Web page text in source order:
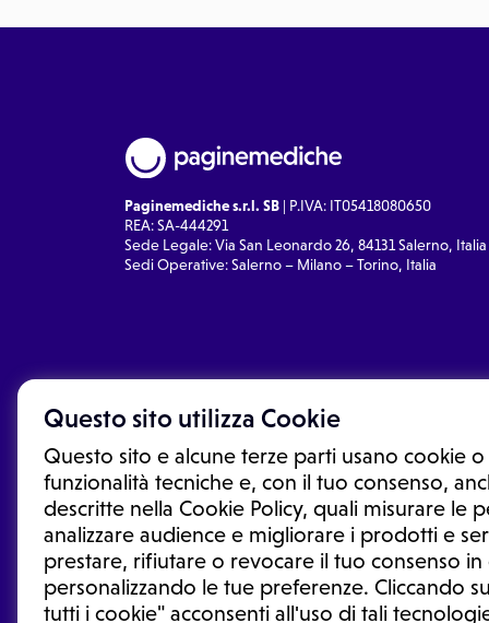
Questo sito utilizza Cookie
Questo sito e alcune terze parti usano cookie
funzionalità tecniche e, con il tuo consenso,
descritte nella Cookie Policy, quali misurare le
analizzare audience e migliorare i prodotti e
prestare, rifiutare o revocare il tuo consenso
personalizzando le tue preferenze. Cliccando
tutti i cookie" acconsenti all'uso di tali
Paginemediche s.r.l. SB | P.IVA: IT05418080650
REA: SA-444291
Sede Legale: Via San Leonardo 26, 84131 Salerno, Italia
Sedi Operative: Salerno – Milano – Torino, Italia
Le informazioni proposte in questo sito non sono un
sostituiscono un consulto, una visita o una diagnosi
informazioni disponibili come suggerimenti per la